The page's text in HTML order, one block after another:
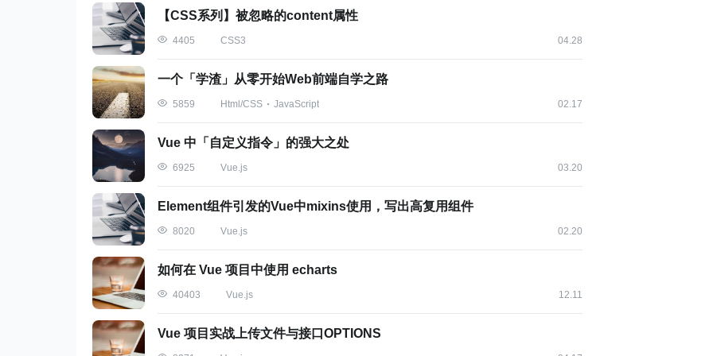
出现这种现象的原因是：当使用日期字符串时它会有一个特殊的行为：如果创建一个不指定时间的日
期，它会以 UTC（世界协调时） 为时区。
所以如果你想创建本地时间，你需要加上
new
通过上面能够看出使用日期字符串时，可能会因为本地时间和世界协调时出现何难捕捉的错误。
【CSS系列】被忽略的content属性
4405 CSS3 04.28
一个「学渣」从零开始Web前端自学之路
5859 Html/CSS JavaScript 02.17
Vue 中「自定义指令」的强大之处
6925 Vue.js 03.20
Element组件引发的Vue中mixins使用，写出高复用组件
8020 Vue.js 02.20
如何在 Vue 项目中使用 echarts
40403 Vue.js 12.11
Vue 项目实战上传文件与接口OPTIONS